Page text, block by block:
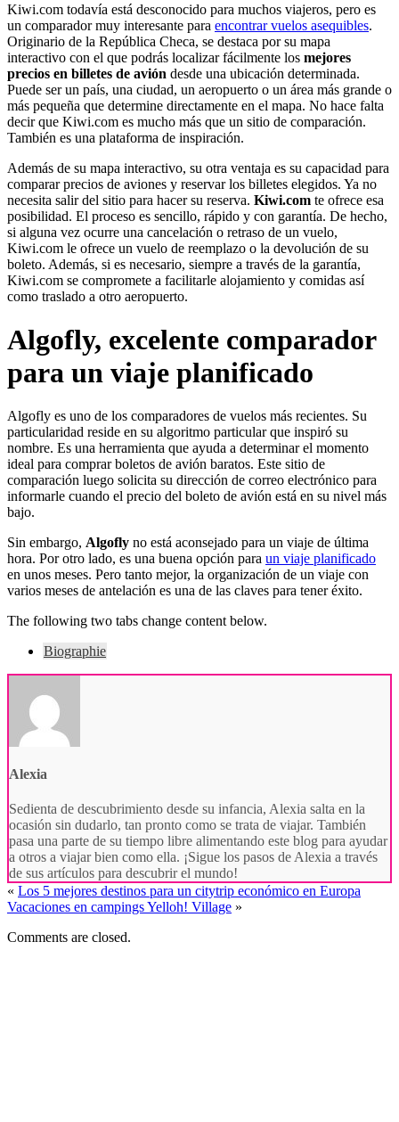
Kiwi.com todavía está desconocido para muchos viajeros, pero es
un comparador muy interesante para encontrar vuelos asequibles.
Originario de la República Checa, se destaca por su mapa
interactivo con el que podrás localizar fácilmente los mejores
precios en billetes de avión desde una ubicación determinada.
Puede ser un país, una ciudad, un aeropuerto o un área más grande o
más pequeña que determine directamente en el mapa. No hace falta
decir que Kiwi.com es mucho más que un sitio de comparación.
También es una plataforma de inspiración.
Además de su mapa interactivo, su otra ventaja es su capacidad para
comparar precios de aviones y reservar los billetes elegidos. Ya no
necesita salir del sitio para hacer su reserva. Kiwi.com te ofrece esa
posibilidad. El proceso es sencillo, rápido y con garantía. De hecho,
si alguna vez ocurre una cancelación o retraso de un vuelo,
Kiwi.com le ofrece un vuelo de reemplazo o la devolución de su
boleto. Además, si es necesario, siempre a través de la garantía,
Kiwi.com se compromete a facilitarle alojamiento y comidas así
como traslado a otro aeropuerto.
Algofly, excelente comparador
para un viaje planificado
Algofly es uno de los comparadores de vuelos más recientes. Su
particularidad reside en su algoritmo particular que inspiró su
nombre. Es una herramienta que ayuda a determinar el momento
ideal para comprar boletos de avión baratos. Este sitio de
comparación luego solicita su dirección de correo electrónico para
informarle cuando el precio del boleto de avión está en su nivel más
bajo.
Sin embargo, Algofly no está aconsejado para un viaje de última
hora. Por otro lado, es una buena opción para un viaje planificado
en unos meses. Pero tanto mejor, la organización de un viaje con
varios meses de antelación es una de las claves para tener éxito.
The following two tabs change content below.
Biographie
Alexia
Sedienta de descubrimiento desde su infancia, Alexia salta en la
ocasión sin dudarlo, tan pronto como se trata de viajar. También
pasa una parte de su tiempo libre alimentando este blog para ayudar
a otros a viajar bien como ella. ¡Sigue los pasos de Alexia a través
de sus artículos para descubrir el mundo!
« Los 5 mejores destinos para un citytrip económico en Europa
Vacaciones en campings Yelloh! Village »
Comments are closed.